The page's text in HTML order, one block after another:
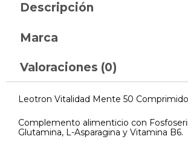
Descripción
Marca
Valoraciones (0)
Leotron Vitalidad Mente 50
Complemento alimenticio con
Glutamina, L-Asparagina y Vitamina B6.